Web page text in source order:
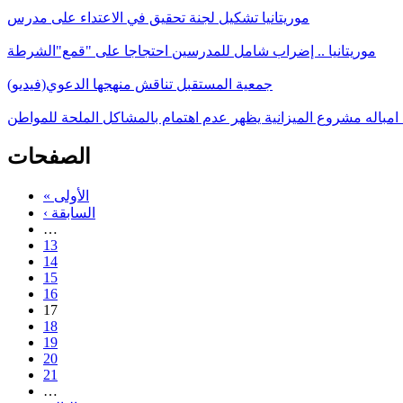
موريتانيا تشكيل لجنة تحقيق في الاعتداء على مدرس
موريتانيا .. إضراب شامل للمدرسين احتجاجا على "قمع"الشرطة
جمعية المستقبل تناقش منهجها الدعوي(فيديو)
امباله مشروع الميزانية يظهر عدم اهتمام بالمشاكل الملحة للمواطن
الصفحات
« الأولى
‹ السابقة
…
13
14
15
16
17
18
19
20
21
…